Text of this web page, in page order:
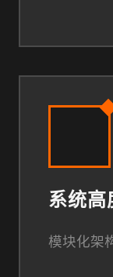
系统高
模块化架